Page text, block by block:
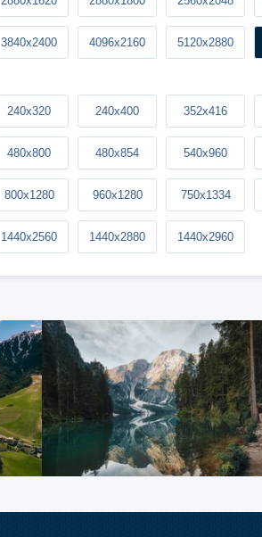
3840x2400 4096x2160 5120x2880
240x320 240x400 352x416
480x800 480x854 540x960
800x1280 960x1280 750x1334
1440x2560 1440x2880 1440x2960